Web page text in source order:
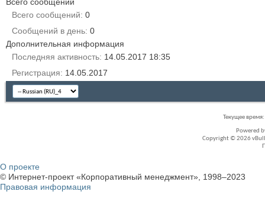
Всего сообщений 0
Сообщений в день 0
Дополнительная информация
Последняя активность 14.05.2017 18:35
Регистрация
14.05.2017
Текущее время:
Powered
Copyright © 2026
О проекте
© Интернет-проект «Корпоративный менеджмент», 1998–2023
Правовая информация